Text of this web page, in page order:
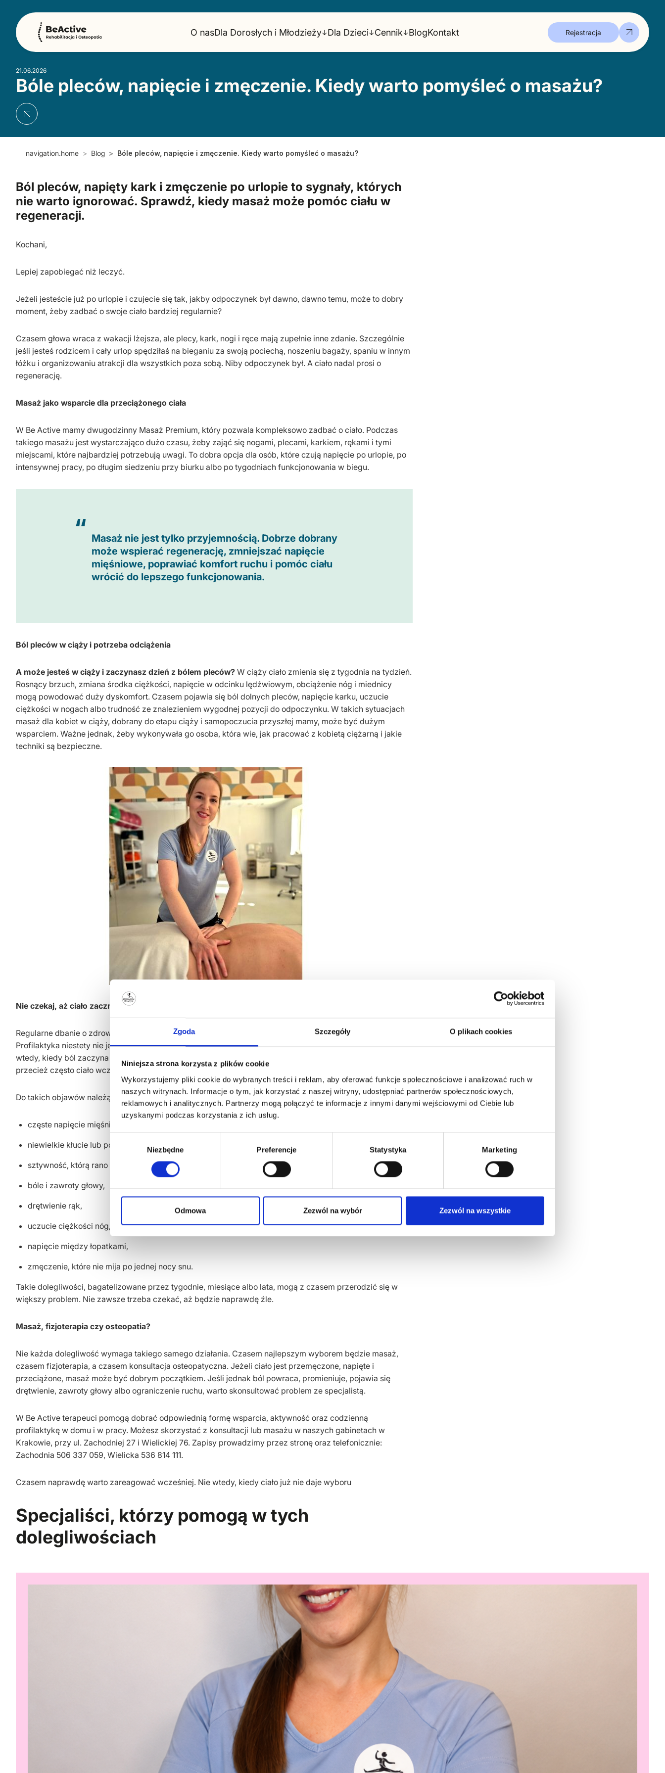
Zgoda Szczegóły O plikach cookies
Niniejsza strona korzysta z plików cookie
Wykorzystujemy pliki cookie do wybranych treści i reklam, aby oferować funkcje społecznościowe i analizować ruch w
naszych witrynach. Informacje o tym, jak korzystać z naszej witryny, udostępniać partnerów społecznościowych,
reklamowych i analitycznych. Partnerzy mogą połączyć te informacje z innymi danymi wejściowymi od Ciebie lub
uzyskanymi podczas korzystania z ich usług.
zgody
Niezbędne Preferencje Statystyka Marketing
Odmowa Zezwól na wybór Zezwól na wszystkie
O nasDla Dorosłych i Młodzieży↓Dla Dzieci↓Cennik↓BlogKontakt Rejestracja
21.06.2026
Bóle pleców, napięcie i zmęczenie. Kiedy warto pomyśleć o masażu?
navigation.home Blog Bóle pleców, napięcie i zmęczenie. Kiedy warto pomyśleć o masażu?
Ból pleców, napięty kark i zmęczenie po urlopie to sygnały, których
nie warto ignorować. Sprawdź, kiedy masaż może pomóc ciału w
regeneracji.
Kochani,
Lepiej zapobiegać niż leczyć.
Jeżeli jesteście już po urlopie i czujecie się tak, jakby odpoczynek był dawno, dawno temu, może to dobry
moment, żeby zadbać o swoje ciało bardziej regularnie?
Czasem głowa wraca z wakacji lżejsza, ale plecy, kark, nogi i ręce mają zupełnie inne zdanie. Szczególnie
jeśli jesteś rodzicem i cały urlop spędziłaś na bieganiu za swoją pociechą, noszeniu bagaży, spaniu w innym
łóżku i organizowaniu atrakcji dla wszystkich poza sobą. Niby odpoczynek był. A ciało nadal prosi o
regenerację.
Masaż jako wsparcie dla przeciążonego ciała
W Be Active mamy dwugodzinny Masaż Premium, który pozwala kompleksowo zadbać o ciało. Podczas
takiego masażu jest wystarczająco dużo czasu, żeby zająć się nogami, plecami, karkiem, rękami i tymi
miejscami, które najbardziej potrzebują uwagi. To dobra opcja dla osób, które czują napięcie po urlopie, po
intensywnej pracy, po długim siedzeniu przy biurku albo po tygodniach funkcjonowania w biegu.
Masaż nie jest tylko przyjemnością. Dobrze dobrany
może wspierać regenerację, zmniejszać napięcie
mięśniowe, poprawiać komfort ruchu i pomóc ciału
wrócić do lepszego funkcjonowania.
Ból pleców w ciąży i potrzeba odciążenia
A może jesteś w ciąży i zaczynasz dzień z bólem pleców? W ciąży ciało zmienia się z tygodnia na tydzień.
Rosnący brzuch, zmiana środka ciężkości, napięcie w odcinku lędźwiowym, obciążenie nóg i miednicy
mogą powodować duży dyskomfort. Czasem pojawia się ból dolnych pleców, napięcie karku, uczucie
ciężkości w nogach albo trudność ze znalezieniem wygodnej pozycji do odpoczynku. W takich sytuacjach
masaż dla kobiet w ciąży, dobrany do etapu ciąży i samopoczucia przyszłej mamy, może być dużym
wsparciem. Ważne jednak, żeby wykonywała go osoba, która wie, jak pracować z kobietą ciężarną i jakie
techniki są bezpieczne.
Nie czekaj, aż ciało zacznie krzyczeć
Regularne dbanie o zdrowie fizyczne i psychiczne może pomóc uniknąć wielu problemów w przyszłości.
Profilaktyka niestety nie jest mocną stroną większości z nas. Zwykle zgłaszamy się po pomoc dopiero
wtedy, kiedy ból zaczyna przeszkadzać w pracy, śnie, aktywności albo zwykłym funkcjonowaniu. A
przecież często ciało wcześniej daje nam sygnały.
Do takich objawów należą:
częste napięcie mięśni karku,
niewielkie kłucie lub pobolewanie dolnych pleców,
sztywność, którą rano trzeba „rozchodzić”,
bóle i zawroty głowy,
drętwienie rąk,
uczucie ciężkości nóg,
napięcie między łopatkami,
zmęczenie, które nie mija po jednej nocy snu.
Takie dolegliwości, bagatelizowane przez tygodnie, miesiące albo lata, mogą z czasem przerodzić się w
większy problem. Nie zawsze trzeba czekać, aż będzie naprawdę źle.
Masaż, fizjoterapia czy osteopatia?
Nie każda dolegliwość wymaga takiego samego działania. Czasem najlepszym wyborem będzie masaż,
czasem fizjoterapia, a czasem konsultacja osteopatyczna. Jeżeli ciało jest przemęczone, napięte i
przeciążone, masaż może być dobrym początkiem. Jeśli jednak ból powraca, promieniuje, pojawia się
drętwienie, zawroty głowy albo ograniczenie ruchu, warto skonsultować problem ze specjalistą.
W Be Active terapeuci pomogą dobrać odpowiednią formę wsparcia, aktywność oraz codzienną
profilaktykę w domu i w pracy. Możesz skorzystać z konsultacji lub masażu w naszych gabinetach w
Krakowie, przy ul. Zachodniej 27 i Wielickiej 76. Zapisy prowadzimy przez stronę oraz telefonicznie:
Zachodnia 506 337 059, Wielicka 536 814 111.
Czasem naprawdę warto zareagować wcześniej. Nie wtedy, kiedy ciało już nie daje wyboru
Specjaliści, którzy pomogą w tych
dolegliwościach